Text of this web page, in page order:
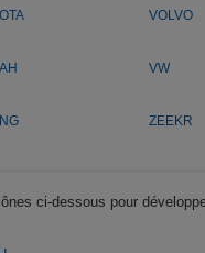
VOLVO
VW
ZEEKR
ci-dessous pour